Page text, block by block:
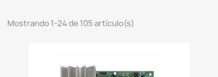
Mostrando 1-24 de 105 artículo(s)